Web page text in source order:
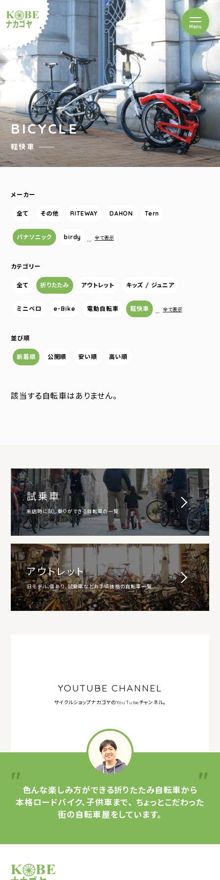
ルショップナカゴヤ
Menuを開閉
BICYCLE
軽快車
メーカー
全て その他 RITEWAY DAHON Tern
パナソニック birdy … 全て表示
カテゴリー
全て 折りたたみ アウトレット キッズ / ジュニア
ミニベロ e-Bike 電動自転車 軽快車 … 全て表示
並び順
新着順 公開順 安い順 高い順
該当する自転車はありません。
試乗車
来店時に試し乗りができる自転車の一覧
アウトレット
旧モデル、傷あり、試乗車などお手頃価格の自転車一覧
YOUTUBE CHANNEL
サイクルショップナカゴヤのYouTubeチャンネル。
色んな楽しみ方ができる折りたたみ自転車から
本格ロードバイク、子供車まで、 ちょっとこだわった
街の自転車屋をしています。
サイクルショップナカゴヤ